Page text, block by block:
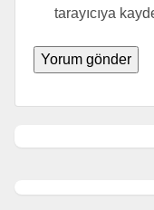
tarayıcıya